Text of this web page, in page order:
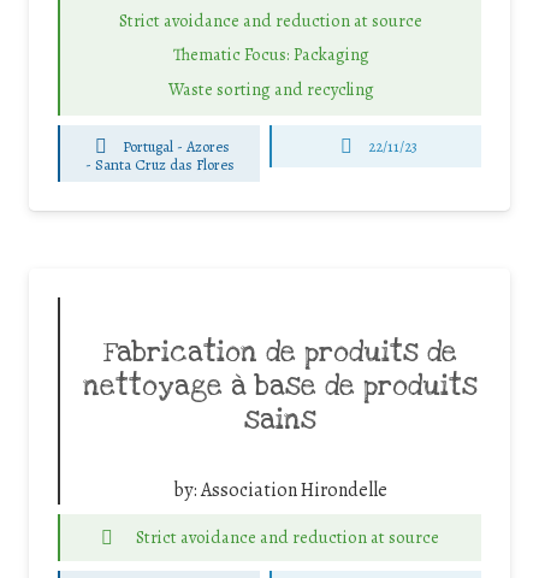
Strict avoidance and reduction at source
Thematic Focus: Packaging
Waste sorting and recycling
Portugal - Azores
- Santa Cruz das Flores
22/11/23
Fabrication de produits de
nettoyage à base de produits
sains
by:Association Hirondelle
Strict avoidance and reduction at source